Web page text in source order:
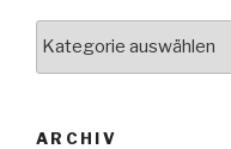
ARCHIV